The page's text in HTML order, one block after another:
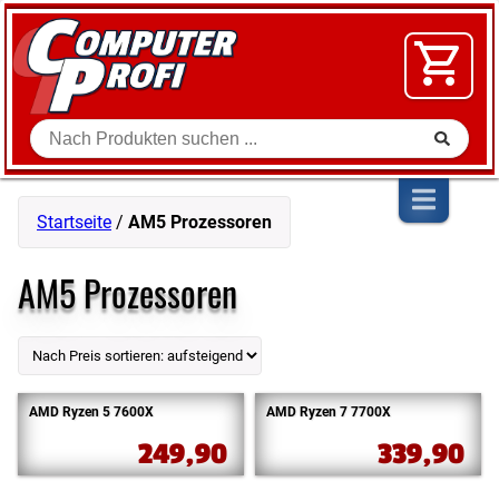
Zum Inhalt springen
Suche
SOFTWARE
VIDEO
SHOP
Startseite / AM5 Prozessoren
AM5 Prozessoren
AMD Ryzen 5 7600X
249,90
AMD Ryzen 7 7700X
339,90